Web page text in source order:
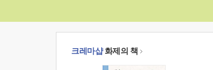
크레마샵화제의 책